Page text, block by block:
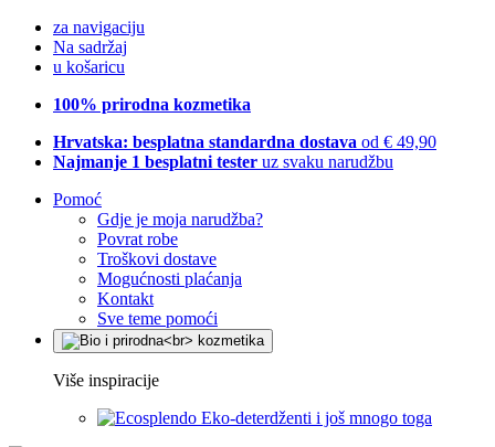
za navigaciju
Na sadržaj
u košaricu
100% prirodna kozmetika
Hrvatska: besplatna standardna dostava od € 49,90
Najmanje 1 besplatni tester uz svaku narudžbu
Pomoć
Gdje je moja narudžba?
Povrat robe
Troškovi dostave
Mogućnosti plaćanja
Kontakt
Sve teme pomoći
Više inspiracije
Eko-deterdženti i još mnogo toga